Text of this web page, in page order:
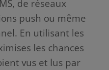
de réseaux
push ou même
En utilisant les
les chances
vus et lus par